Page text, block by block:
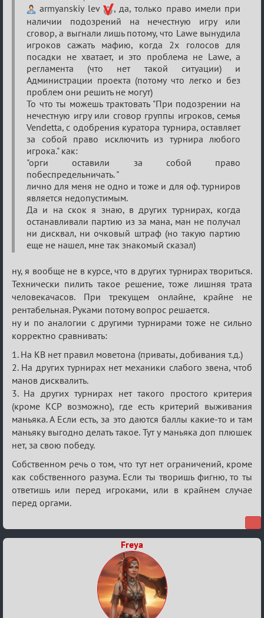
Кубок
Вендетты
armyanskiy lev
, да, только право имели при
наличии подозрений на нечестную игру или
сговор, а выгнали лишь потому, что Lawe вынудила
игроков сажать мафию, когда 2х голосов для
посадки не хватает, и это проблема не Lawe, а
регламента (что нет такой ситуации) и
Администрации проекта (потому что легко и без
проблем они решить не могут)
То что ты можешь трактовать "При подозрении на
нечестную игру или сговор группы игроков, семья
Vendetta, с одобрения куратора турнира, оставляет
за собой право исключить из турнира любого
игрока." как:
"орги оставили за собой право
побеспредельничать. "
лично для меня не одно и тоже и для оф. турниров
является недопустимым.
Да и на скок я знаю, в других турнирах, когда
останавливали партию из за мана, ман не получал
ни дисквал, ни очковый штраф (но такую партию
еще не нашел, мне так знакомый сказал)
ну, я вообще не в курсе, что в других турнирах твориться.
Технически пилить такое решение, тоже лишняя трата
человекачасов. При трекущем онлайне, крайне не
рентабельная. Руками потому вопрос решается.
ну и по аналогии с другими турнирами тоже не сильно
корректно сравнивать:
1. На КВ нет правил моветона (приваты, добивания т.д.)
2. На других турнирах нет механики слабого звена, чтоб
манов дисквалить.
3. На других турнирах нет такого простого критерия
(кроме КСР возможно), где есть критерий выживания
маньяка. А Если есть, за это даются баллы какие-то и там
маньяку выгодно делать такое. Тут у маньяка доп плюшек
нет, за свою победу.
Собственном речь о том, что тут нет ограничений, кроме
как собственного разума. Если ты творишь фигню, то ты
ответишь или перед игроками, или в крайнем случае
перед оргами.
Freya